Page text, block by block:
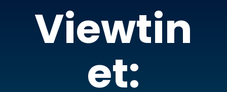
Viewtin
et: